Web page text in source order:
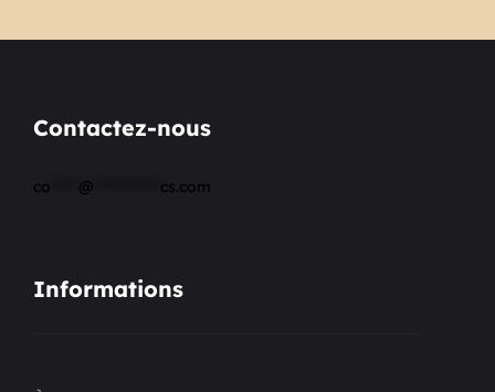
Contactez-nous
co @ cs.com
Informations